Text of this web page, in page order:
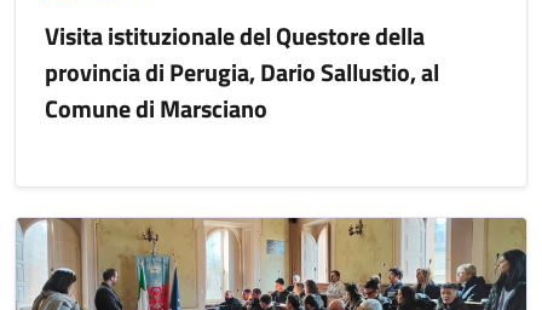
Visita istituzionale del Questore della
provincia di Perugia, Dario Sallustio, al
Comune di Marsciano